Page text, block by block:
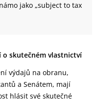
jako „subject to tax
o skutečném vlastnictví
výdajů na obranu,
a Senátem, mají
hlásit své skutečné